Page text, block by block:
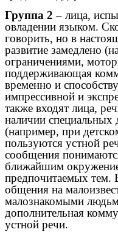
Группа 2 – лица,
овладении языком.
говорить, но в
развитие замедлено
ограничениями,
поддерживающая
временно и
импрессивной и
также входят лица,
наличии специальных
(например, при
пользуются устной
сообщения
ближайшим
предпочитаемых тем.
общения на
малознакомыми
дополнительная
устной речи.